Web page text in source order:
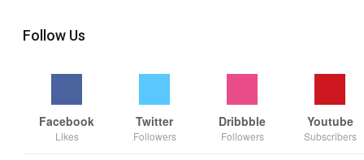
Follow Us
Facebook
Likes
Twitter
Followers
Dribbble
Followers
Youtube
Subscribers